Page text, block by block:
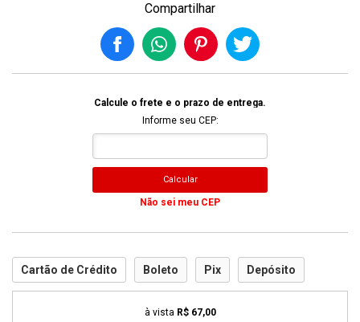
Compartilhar
Calcule o frete e o prazo de entrega.
Informe seu CEP:
Calcular
Não sei meu CEP
Cartão de Crédito Boleto Pix Depósito
à vista R$ 67,00